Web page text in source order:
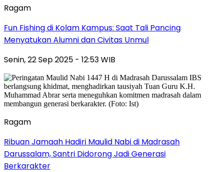
Ragam
Fun Fishing di Kolam Kampus: Saat Tali Pancing
Menyatukan Alumni dan Civitas Unmul
Senin, 22 Sep 2025 - 12:53 WIB
Ragam
Ribuan Jamaah Hadiri Maulid Nabi di Madrasah
Darussalam, Santri Didorong Jadi Generasi
Berkarakter